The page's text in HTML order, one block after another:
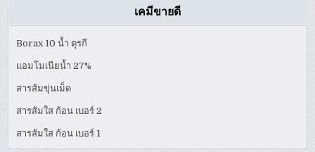
เคมีขายดี
Borax 10 น้ำ ตุรกี
แอมโมเนียน้ำ 27%
สารส้มขุ่นเม็ด
สารส้มใส ก้อน เบอร์ 2
สารส้มใส ก้อน เบอร์ 1